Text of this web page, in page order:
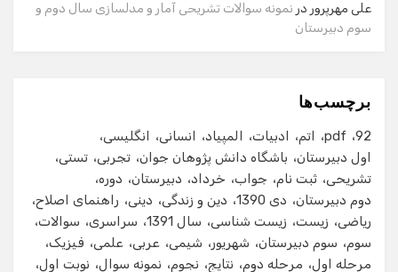
علی مهرپرور در نمونه سوالات تشریحی آمار و مدلسازی سال دوم و
سوم دبیرستان
برچسب‌ها
92
pdf اتم ادبیات المپیاد انسانی
انگلیسی
اول دبیرستان
باشگاه دانش پژوهان جوان تجربی تستی
تشریحی ثبت نام جواب خرداد دبیرستان
دوره
دوم دبیرستان
دی 1390 دین و زندگی دینی
راهنمای اصلاح
ریاضی
زیست زیست شناسی سال 1391 سراسری
سوالات
سوم
سوم دبیرستان شهریور شیمی عربی علمی
فیزیک
مرحله اول
مرحله دوم نتایج نجوم نمونه سوال نوبت اول
ایمیل